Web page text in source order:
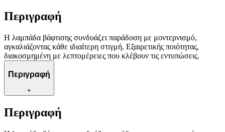
Περιγραφή
Η λαμπάδα βάφτισης συνδυάζει παράδοση με μοντερνισμό,
αγκαλιάζοντας κάθε ιδιαίτερη στιγμή. Εξαιρετικής ποιότητας,
διακοσμημένη με λεπτομέρειες που κλέβουν τις εντυπώσεις.
Περιγραφή
+
Περιγραφή